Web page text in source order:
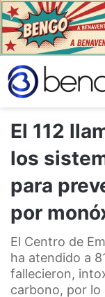
El 112
los
para
por
El Centro de
ha atendido a
fallecieron,
carbono, por lo